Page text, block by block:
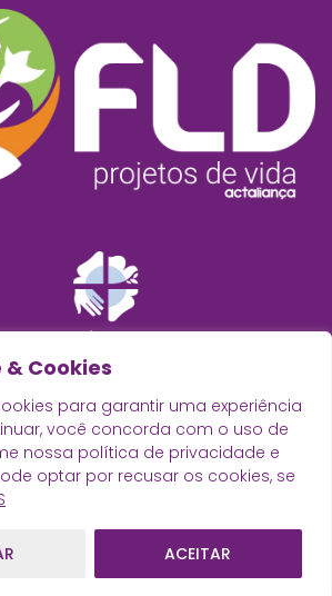
Cookies
para garantir uma experiência
você concorda com o uso de
nossa política de privacidade e
optar por recusar os cookies, se
ACEITAR
de Diaconia · Desenvolvido porZwei Arts